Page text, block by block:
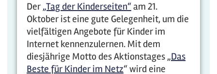
Der „Tag der Kinderseiten“am 21.
Oktober ist eine gute Gelegenheit, um die
vielfältigen Angebote für Kinder im
Internet kennenzulernen. Mit dem
diesjährige Motto des Aktionstages „Das
Beste für Kinder im Netz“ wird eine